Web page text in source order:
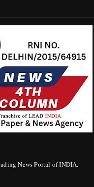
News Portal of INDIA.